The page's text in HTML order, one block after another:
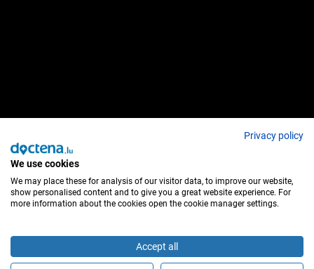
Privacy policy
We use cookies
We may place these for analysis of our visitor data, to improve our website,
show personalised content and to give you a great website experience. For
more information about the cookies open the cookie manager settings.
Accept all